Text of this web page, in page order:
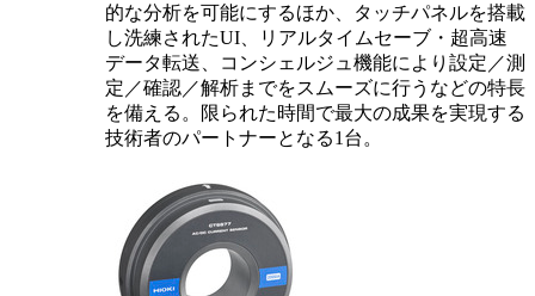
的な分析を可能にするほか、タッチパネルを搭載
し洗練されたUI、リアルタイムセーブ・超高速
データ転送、コンシェルジュ機能により設定／測
定／確認／解析までをスムーズに行うなどの特長
を備える。限られた時間で最大の成果を実現する
技術者のパートナーとなる1台。